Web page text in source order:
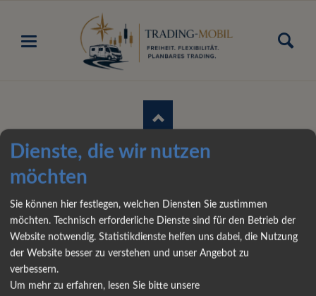
Ascunia
Trading
Webseite
LinkedIn YouTube Facebook
Dienste, die wir nutzen
möchten
Sie können hier festlegen, welchen Diensten Sie zustimmen
möchten. Technisch erforderliche Dienste sind für den Betrieb der
Website notwendig. Statistikdienste helfen uns dabei, die Nutzung
der Website besser zu verstehen und unser Angebot zu
verbessern.
Um mehr zu erfahren, lesen Sie bitte unsere